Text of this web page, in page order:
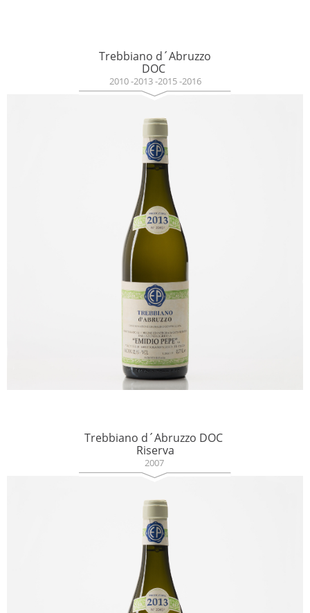
Trebbiano d´Abruzzo
DOC
2010 -2013 -2015 -2016
Trebbiano d´Abruzzo DOC
Riserva
2007